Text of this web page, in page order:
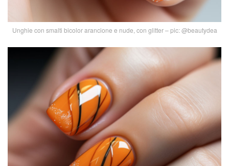
Unghie con smalti bicolor arancione e nude, con glitter – pic: @beautydea